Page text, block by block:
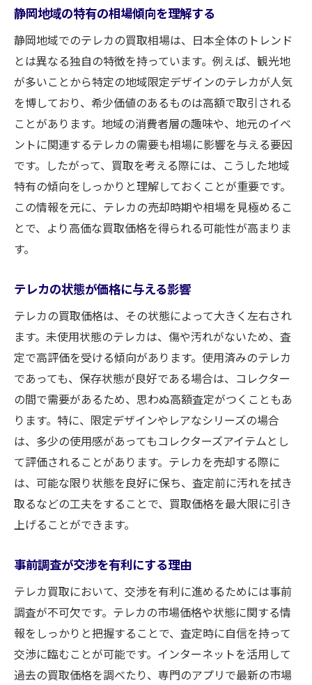
静岡地域の特有の相場傾向を理解する
静岡地域でのテレカの買取相場は、日本全体のトレンド
とは異なる独自の特徴を持っています。例えば、観光地
が多いことから特定の地域限定デザインのテレカが人気
を博しており、希少価値のあるものは高額で取引される
ことがあります。地域の消費者層の趣味や、地元のイベ
ントに関連するテレカの需要も相場に影響を与える要因
です。したがって、買取を考える際には、こうした地域
特有の傾向をしっかりと理解しておくことが重要です。
この情報を元に、テレカの売却時期や相場を見極めるこ
とで、より高価な買取価格を得られる可能性が高まりま
す。
テレカの状態が価格に与える影響
テレカの買取価格は、その状態によって大きく左右され
ます。未使用状態のテレカは、傷や汚れがないため、査
定で高評価を受ける傾向があります。使用済みのテレカ
であっても、保存状態が良好である場合は、コレクター
の間で需要があるため、思わぬ高額査定がつくこともあ
ります。特に、限定デザインやレアなシリーズの場合
は、多少の使用感があってもコレクターズアイテムとし
て評価されることがあります。テレカを売却する際に
は、可能な限り状態を良好に保ち、査定前に汚れを拭き
取るなどの工夫をすることで、買取価格を最大限に引き
上げることができます。
事前調査が交渉を有利にする理由
テレカ買取において、交渉を有利に進めるためには事前
調査が不可欠です。テレカの市場価格や状態に関する情
報をしっかりと把握することで、査定時に自信を持って
交渉に臨むことが可能です。インターネットを活用して
過去の買取価格を調べたり、専門のアプリで最新の市場